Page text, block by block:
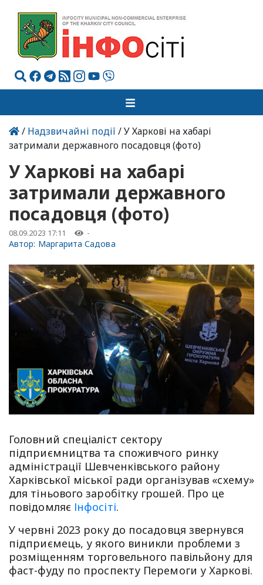
/ Надзвичайні події / У Харкові на хабарі
затримали державного посадовця (фото)
У Харкові на хабарі
затримали державного
посадовця (фото)
08.09.2023 17:11 -
Автор: Маргарита Садова
Головний спеціаліст сектору
підприємництва та споживчого ринку
адміністрації Шевченківського району
Харківської міської ради організував «схему»
для тіньового заробітку грошей. Про це
повідомляє Інфосіті.
У червні 2023 року до посадовця звернувся
підприємець, у якого виникли проблеми з
розміщенням торговельного павільйону для
фаст-фуду по проспекту Перемоги у Харкові.